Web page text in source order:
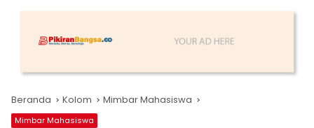
Beranda Kolom Mimbar Mahasiswa
Mimbar Mahasiswa